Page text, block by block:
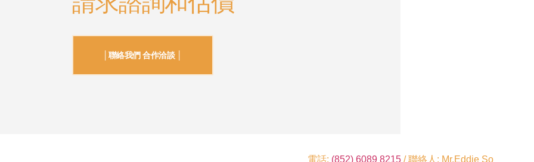
│聯絡我們 合作洽談 │
電話: (852) 6089 8215 / 聯絡人: Mr.Eddie So